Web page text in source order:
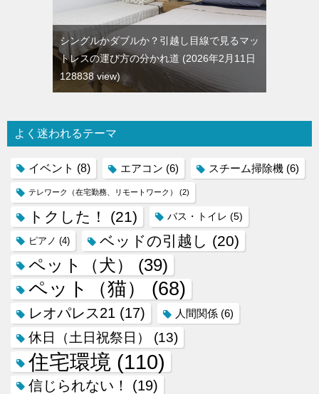
シングルかダブルか？引越し目線で見るマッ
トレスの運び方の分かれ道
2026年2月11日
128838 view
よく迷われるテーマ
イベント (8) エアコン (6) スチーム掃除機 (6)
テレワーク（在宅勤務、リモートワーク） (2)
トクした！ (21) バス・トイレ (5)
ピアノ (4) ベッドの引越し (20)
ペット（犬） (39)
ペット（猫） (68)
レオパレス21 (17) 人間関係 (6)
休日（土日祝祭日） (13)
住宅環境 (110)
信じられない！ (19)